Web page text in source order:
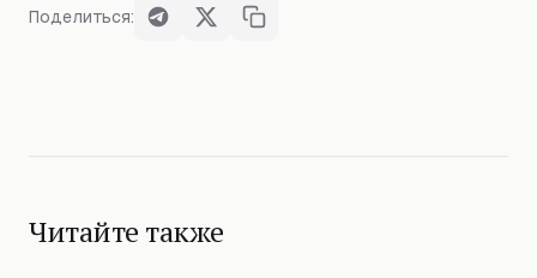
Поделиться:
Читайте также